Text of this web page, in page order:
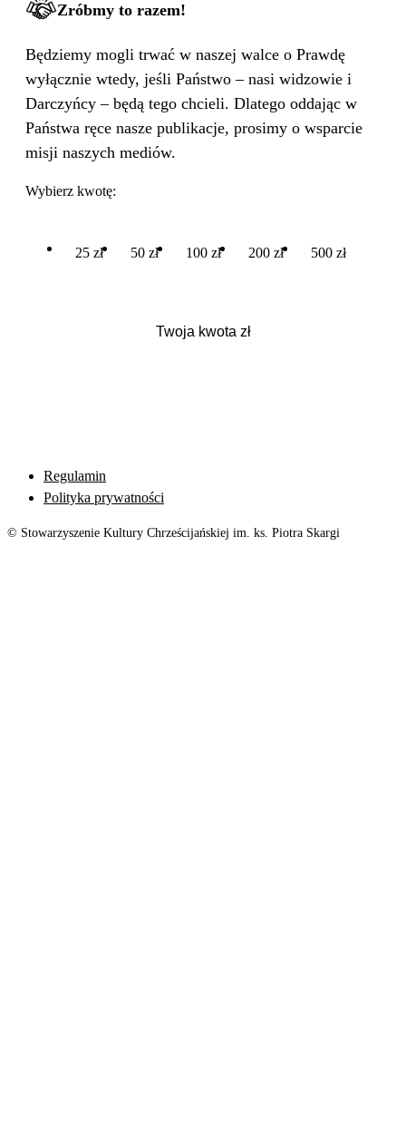
Zróbmy to razem!
Będziemy mogli trwać w naszej walce o Prawdę
wyłącznie wtedy, jeśli Państwo – nasi widzowie i
Darczyńcy – będą tego chcieli. Dlatego oddając w
Państwa ręce nasze publikacje, prosimy o wsparcie
misji naszych mediów.
Wybierz kwotę:
25 zł 50 zł 100 zł 200 zł 500 zł
Regulamin
Polityka prywatności
© Stowarzyszenie Kultury Chrześcijańskiej im. ks. Piotra Skargi